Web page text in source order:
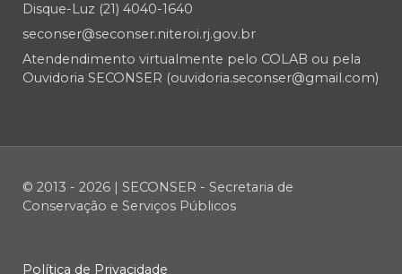
Disque-Luz (21) 4040-1640
seconser@seconser.niteroi.rj.gov.br
Atendendimento virtualmente pelo COLAB ou pela
Ouvidoria SECONSER (ouvidoria.seconser@gmail.com)
© 2013 - 2026 | SECONSER - Secretaria de
Conservação e Serviços Públicos
Política de Privacidade